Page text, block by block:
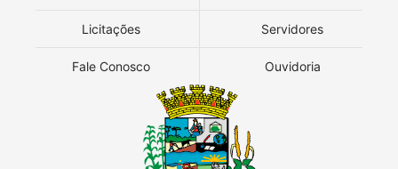
Licitações Servidores
Fale Conosco Ouvidoria